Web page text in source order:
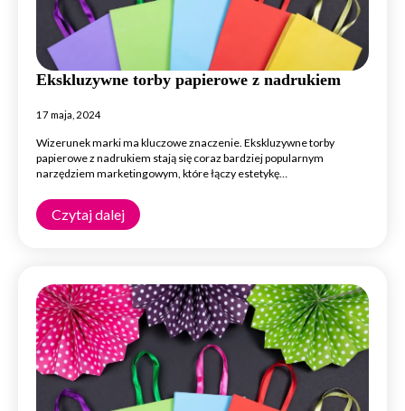
Ekskluzywne torby papierowe z nadrukiem
17 maja, 2024
Wizerunek marki ma kluczowe znaczenie. Ekskluzywne torby
papierowe z nadrukiem stają się coraz bardziej popularnym
narzędziem marketingowym, które łączy estetykę…
Czytaj dalej